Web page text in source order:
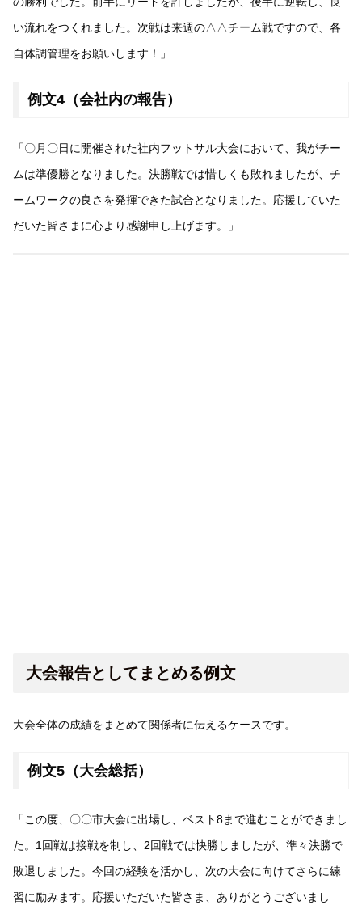
い流れをつくれました。次戦は来週の△△チーム戦ですので、各
自体調管理をお願いします！」
例文4（会社内の報告）
「〇月〇日に開催された社内フットサル大会において、我がチー
ムは準優勝となりました。決勝戦では惜しくも敗れましたが、チ
ームワークの良さを発揮できた試合となりました。応援していた
だいた皆さまに心より感謝申し上げます。」
大会報告としてまとめる例文
大会全体の成績をまとめて関係者に伝えるケースです。
例文5（大会総括）
「この度、〇〇市大会に出場し、ベスト8まで進むことができまし
た。1回戦は接戦を制し、2回戦では快勝しましたが、準々決勝で
敗退しました。今回の経験を活かし、次の大会に向けてさらに練
習に励みます。応援いただいた皆さま、ありがとうございまし